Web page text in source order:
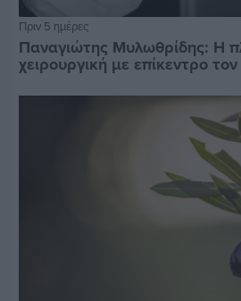
Πριν 5 ημέρες
Παναγιώτης Μυλωθρίδης: Η
χειρουργική με επίκεντρο